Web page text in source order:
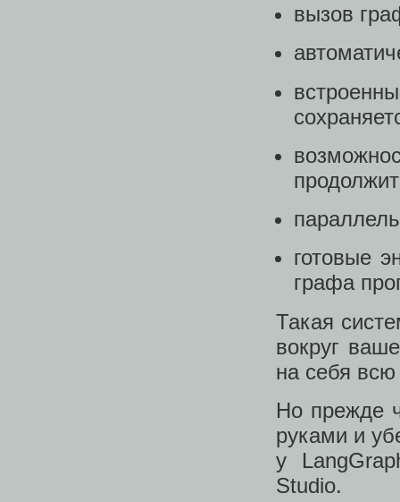
вызов
готовые
графа
Такая
вокруг
на себя всю
Но прежде
руками и
у
Studio.